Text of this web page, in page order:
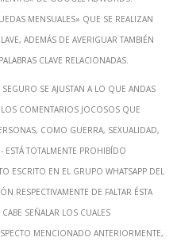
mensuales» que se realizan
además de averiguar también
clave relacionadas.
se ajustan a lo que andas
los comentarios jocosos que
como guerra, sexualidad,
totalmente prohibído
escrito en el grupo whatsapp del
respectivamente de faltar ésta
señalar los cuales
mencionado anteriormente,